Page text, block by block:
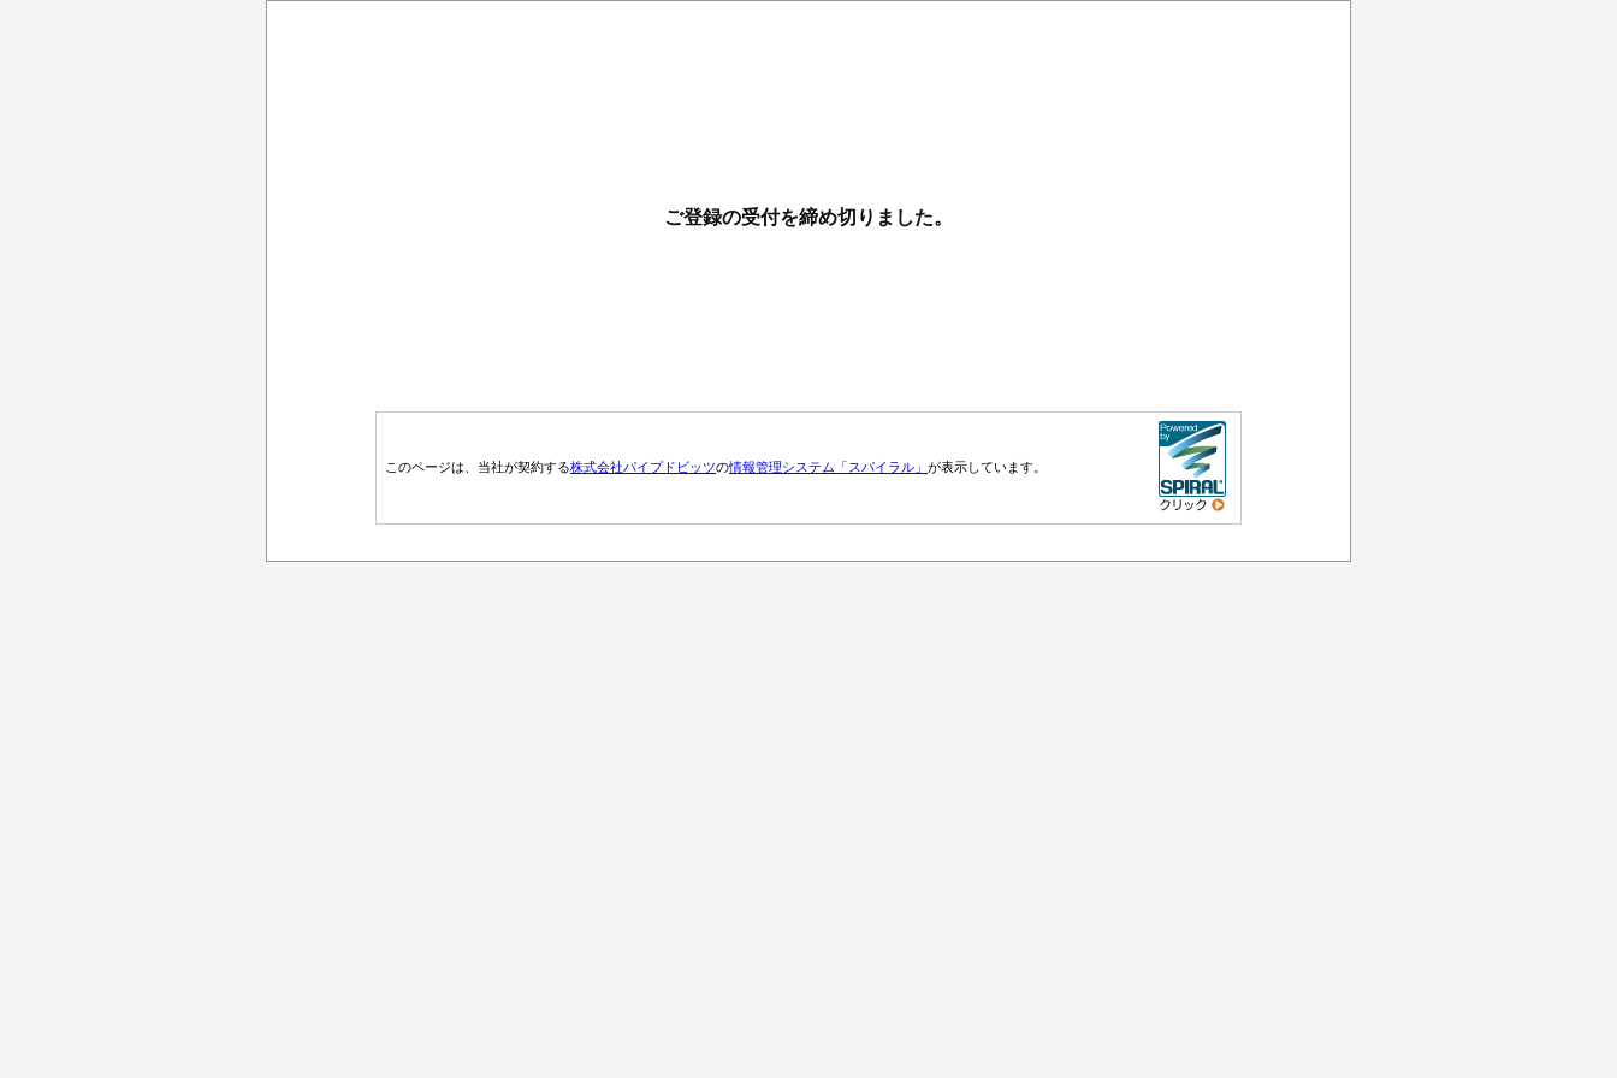
ご登録の受付を締め切りました。
このページは、当社が契約する株式会社パイプドビッツの情報管理システム「スパイラル」 が表示しています。